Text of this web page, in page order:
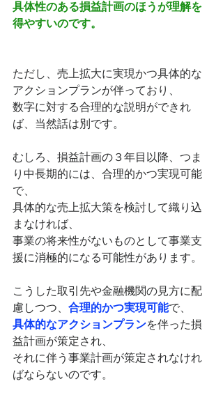
具体性のある損益計画のほうが理解を
得やすいのです。
ただし、売上拡大に実現かつ具体的な
アクションプランが伴っており、
数字に対する合理的な説明ができれ
ば、当然話は別です。
むしろ、損益計画の３年目以降、つま
り中長期的には、合理的かつ実現可能
で、
具体的な売上拡大策を検討して織り込
まなければ、
事業の将来性がないものとして事業支
援に消極的になる可能性があります。
こうした取引先や金融機関の見方に配
慮しつつ、 合理的かつ実現可能で、
具体的なアクションプランを伴った損
益計画が策定され、
それに伴う事業計画が策定されなけれ
ばならないのです。